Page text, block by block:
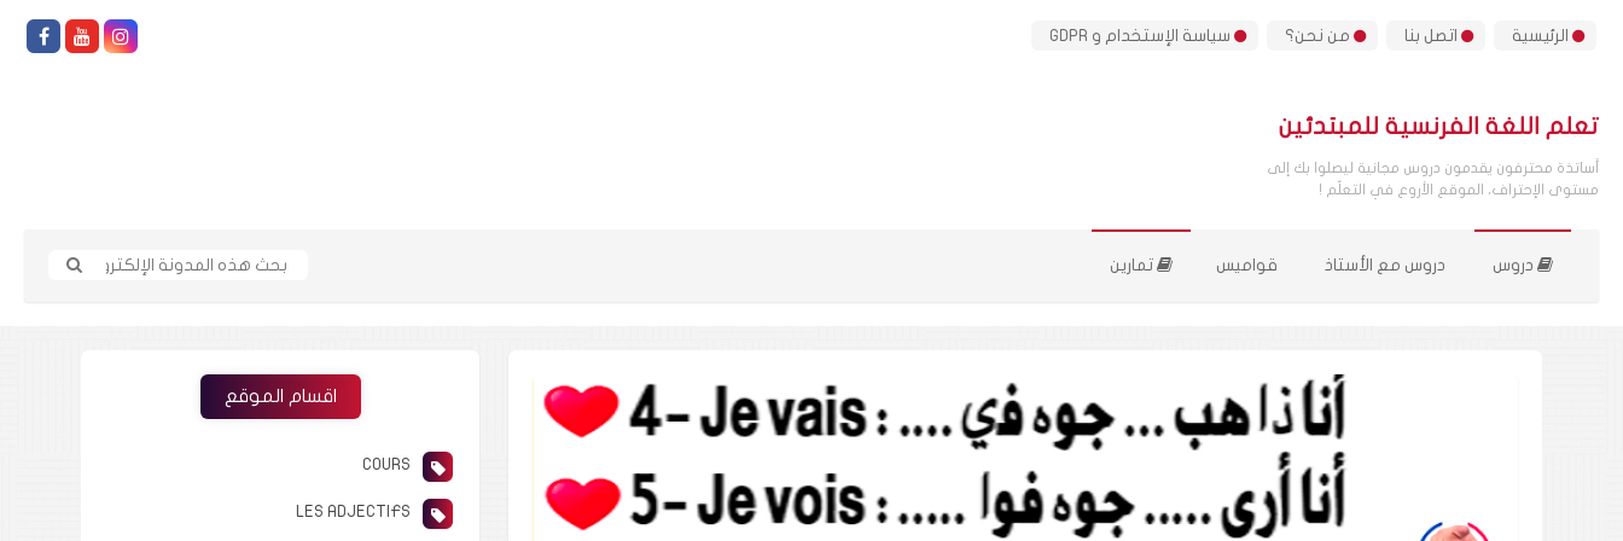
الرئيسية اتصل بنا من نحن؟ سياسة الإستخدام و GDPR
تعلم اللغة الفرنسية للمبتدئين
أساتذة محترفون يقدمون دروس مجانية ليصلوا بك إلى
مستوى الإحتراف، الموقع الأروع في التعلّم !
دروس دروس مع الأستاذ قواميس تمارين
اقسام الموقع
COURS
LES ADJECTIFS